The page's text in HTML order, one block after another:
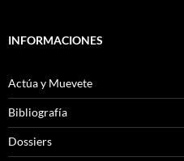
INFORMACIONES
Actúa y Muevete
Bibliografía
Dossiers